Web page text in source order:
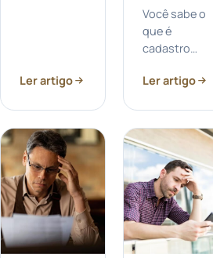
online: A
das suas
informações
bancárias é
fundamental...
Ler artigo
Você sabe o
que é
cadastro
é um
ganhado
destaque
quando se
fala em
histórico de
crédito. Mas
afinal...
Ler artigo